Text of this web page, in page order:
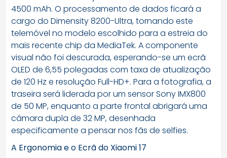
4500 mAh. O processamento de dados ficará a
cargo do Dimensity 8200-Ultra, tornando este
telemóvel no modelo escolhido para a estreia do
mais recente chip da MediaTek. A componente
visual não foi descurada, esperando-se um ecrã
OLED de 6,55 polegadas com taxa de atualização
de 120 Hz e resolução Full-HD+. Para a fotografia, a
traseira será liderada por um sensor Sony IMX800
de 50 MP, enquanto a parte frontal abrigará uma
câmara dupla de 32 MP, desenhada
especificamente a pensar nos fãs de selfies.
A Ergonomia e o Ecrã do Xiaomi 17